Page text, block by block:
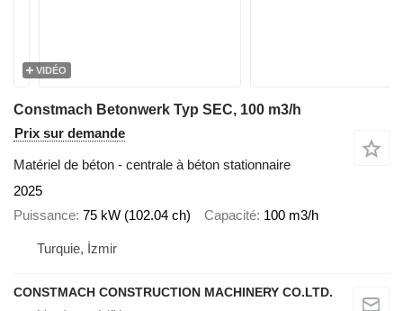
VIDÉO
Constmach Betonwerk Typ SEC, 100 m3/h
Prix sur demande
Matériel de béton - centrale à béton stationnaire
2025
Puissance 75 kW (102.04 ch) Capacité 100 m3/h
Turquie, İzmir
CONSTMACH CONSTRUCTION MACHINERY CO.LTD.